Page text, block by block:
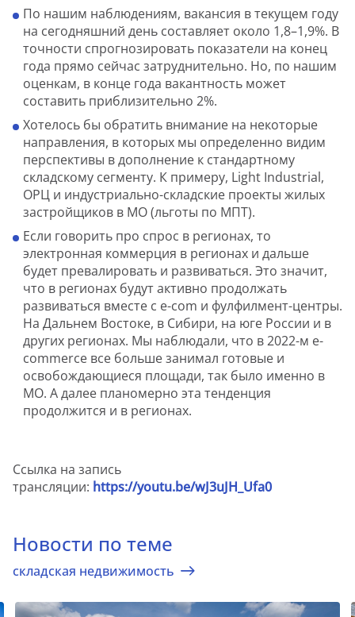
По нашим наблюдениям, вакансия в текущем году
на сегодняшний день составляет около 1,8–1,9%. В
точности спрогнозировать показатели на конец
года прямо сейчас затруднительно. Но, по нашим
оценкам, в конце года вакантность может
составить приблизительно 2%.
Хотелось бы обратить внимание на некоторые
направления, в которых мы определенно видим
перспективы в дополнение к стандартному
складскому сегменту. К примеру, Light Industrial,
ОРЦ и индустриально-складские проекты жилых
застройщиков в МО (льготы по МПТ).
Если говорить про спрос в регионах, то
электронная коммерция в регионах и дальше
будет превалировать и развиваться. Это значит,
что в регионах будут активно продолжать
развиваться вместе с e-com и фулфилмент-центры.
На Дальнем Востоке, в Сибири, на юге России и в
других регионах. Мы наблюдали, что в 2022-м e-
commerce все больше занимал готовые и
освобождающиеся площади, так было именно в
МО. А далее планомерно эта тенденция
продолжится и в регионах.
Ссылка на запись
трансляции: https://youtu.be/wJ3uJH_Ufa0
Новости по теме
складская недвижимость